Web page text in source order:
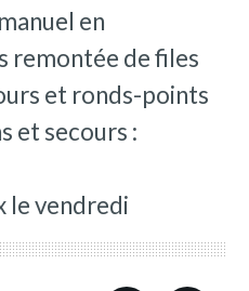
en
remontée de files
et ronds-points
et secours :
le vendredi